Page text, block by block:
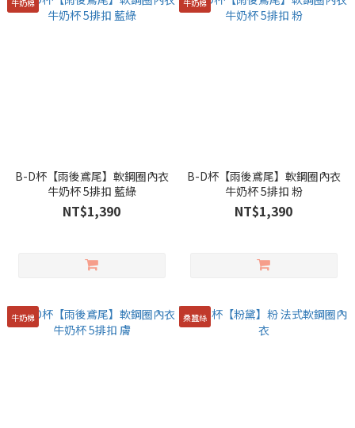
牛奶棉
B-D杯【雨後鳶尾】軟鋼圈內衣
牛奶杯 5排扣 藍綠
NT$1,390
牛奶棉
B-D杯【雨後鳶尾】軟鋼圈內衣
牛奶杯 5排扣 粉
NT$1,390
牛奶棉 桑蠶絲